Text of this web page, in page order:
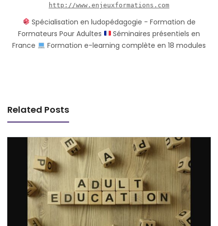
http://www.enjeuxformations.com
Spécialisation en ludopédagogie - Formation de
Formateurs Pour Adultes
Séminaires présentiels en
France
Formation e-learning complète en 18 modules
Related Posts